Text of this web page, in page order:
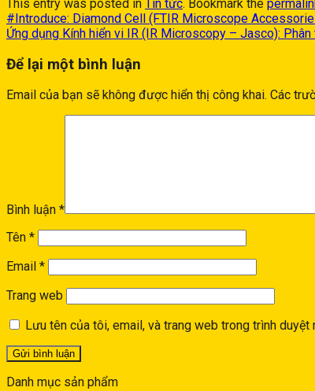
This entry was posted in Tin tức. Bookmark the
#Introduce: Diamond Cell (FTIR Microscope
Ứng dụng Kính hiển vi IR (IR Microscopy – Jasco):
Để lại một bình luận
Email của bạn sẽ không được hiển thị công khai. Các
Bình luận *
Tên *
Email *
Trang web
Lưu tên của tôi, email, và trang web trong trình
Danh mục sản phẩm